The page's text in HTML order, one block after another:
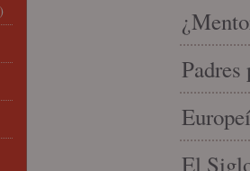
Padres
El